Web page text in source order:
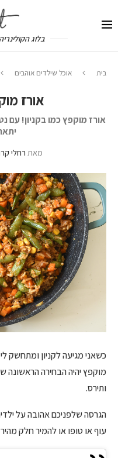
בלוג
בית אוכל שילדים אוהבים
אורז
אורז מוקפץ כמו בקניון! עם
מאת רחלי
כשאני מגיעה לקניון ומתחשק
מוקפץ יהיה הבחירה הראשונה
ותירס.
הגרסה שלפניכם אהובה על
עוף או טופו או להמיר חלק